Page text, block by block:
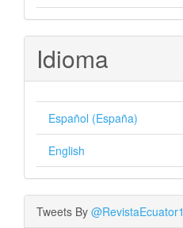
Idioma
Español (España)
English
Tweets By @RevistaEcuator1